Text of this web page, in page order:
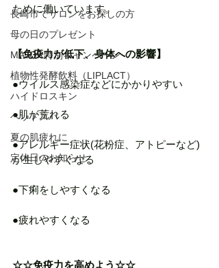
長崎市でサロンをお探しの方
母の日のプレゼント
MAJOR特別キャンペーン
植物性発酵飲料（LIPLACT）
ハイドロスキン
ヘッドスパ
夏の肌疲れに
定休日のお知らせ
ために働いています。
【免疫力が低下、身体への影響】
●ウイルス感染症などにかかりやすい
●肌が荒れる
●アレルギー症状(花粉症、アトピーなど)
が生じやすくなる
●下痢をしやすくなる
●疲れやすくなる
☆☆免疫力を高めよう☆☆